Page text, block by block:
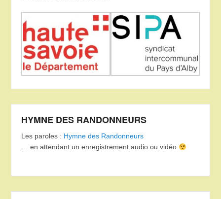
HYMNE DES RANDONNEURS
Les paroles : Hymne des Randonneurs
… en attendant un enregistrement audio ou vidéo